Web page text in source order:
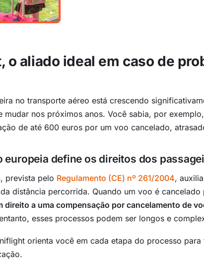
o aliado ideal em caso de
no transporte aéreo está crescendo
mudar nos próximos anos. Você sabia, por
de até 600 euros por um voo cancelado,
europeia define os direitos dos
prevista pelo Regulamento (CE) nº 261/2004,
distância percorrida. Quando um voo é cancelado
direito a uma compensação por cancelamento de
esses processos podem ser longos e
orienta você em cada etapa do processo para